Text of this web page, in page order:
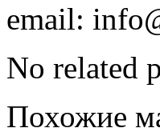
email:
No related
Похожие